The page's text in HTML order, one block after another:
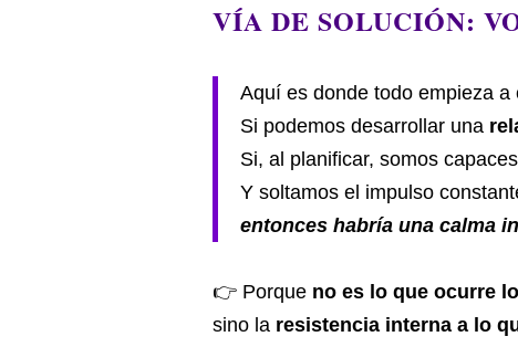
VÍA DE SOLUCIÓN:
Aquí es donde todo empieza a
Si podemos desarrollar una
Si, al planificar, somos
Y soltamos el impulso
entonces habría una calma
👉 Porque no es lo que ocurre
sino la resistencia interna a lo